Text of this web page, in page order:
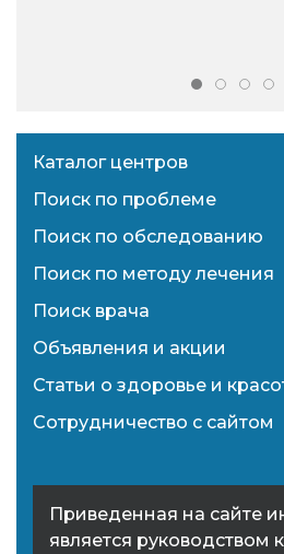
Каталог центров
Поиск по проблеме
Поиск по обследованию
Поиск по методу лечения
Поиск врача
Объявления и акции
Статьи о здоровье и
Сотрудничество с сайтом
Приведенная на сайте
является руководством